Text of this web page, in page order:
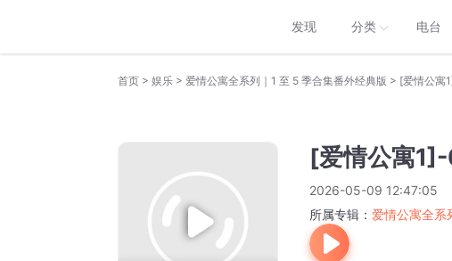
发现 分类 电台
首页 > 娱乐 > 爱情公寓全系列｜1 至 5 季合集番外经典版 > [爱情公寓
[爱情公寓
2026-05-09 12:47:05
所属专辑： 爱情公寓全系